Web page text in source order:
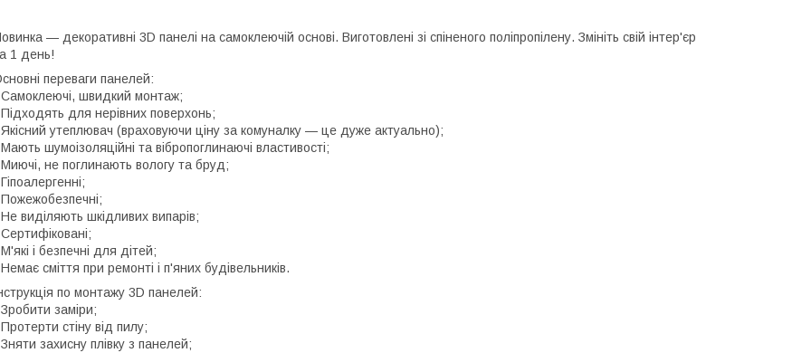
— декоративні 3D панелі на самоклеючій основі. Виготовлені зі спіненого поліпропілену. Змініть свій інтер'єр
1 день!
переваги панелей:
швидкий монтаж;
для нерівних поверхонь;
утеплювач (враховуючи ціну за комуналку — це дуже актуально);
шумоізоляційні та вібропоглинаючі властивості;
не поглинають вологу та бруд;
виділяють шкідливих випарів;
і безпечні для дітей;
сміття при ремонті і п'яних будівельників.
по монтажу 3D панелей:
заміри;
стіну від пилу;
захисну плівку з панелей;